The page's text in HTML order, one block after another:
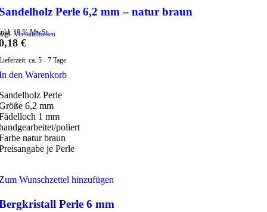
Perle 6,2 mm – natur braun
19 % MwSt.
Versandkosten
€
ca. 5 - 7 Tage
den Warenkorb
Perle
6,2 mm
1 mm
poliert
natur braun
je Perle
Wunschzettel hinzufügen
Perle 6 mm